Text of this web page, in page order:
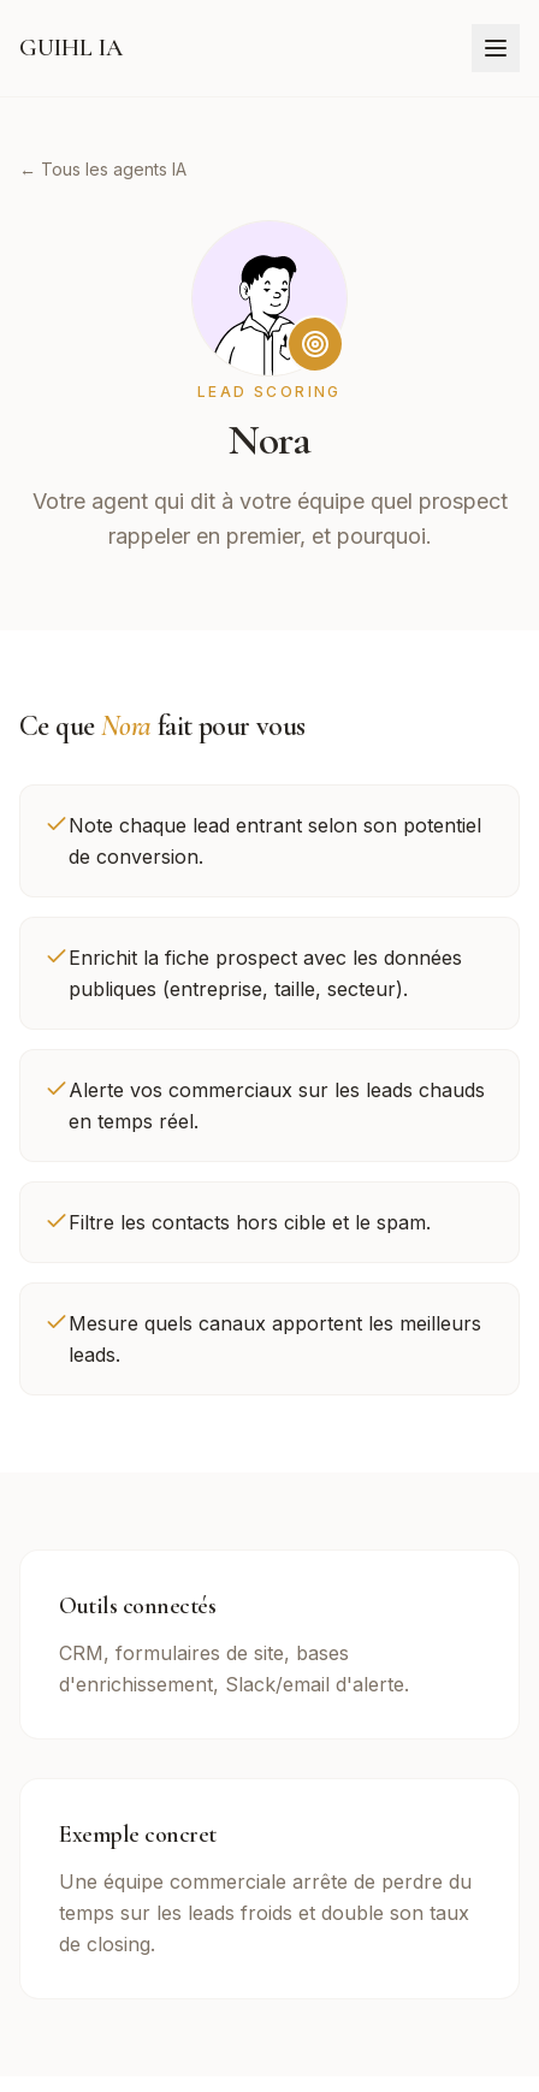
GUIHL IA
← Tous les agents IA
LEAD SCORING
Nora
Votre agent qui dit à votre équipe quel prospect
rappeler en premier, et pourquoi.
Ce queNora fait pour vous
Note chaque lead entrant selon son potentiel
de conversion.
Enrichit la fiche prospect avec les données
publiques (entreprise, taille, secteur).
Alerte vos commerciaux sur les leads chauds
en temps réel.
Filtre les contacts hors cible et le spam.
Mesure quels canaux apportent les meilleurs
leads.
Outils connectés
CRM, formulaires de site, bases
d'enrichissement, Slack/email d'alerte.
Exemple concret
Une équipe commerciale arrête de perdre du
temps sur les leads froids et double son taux
de closing.